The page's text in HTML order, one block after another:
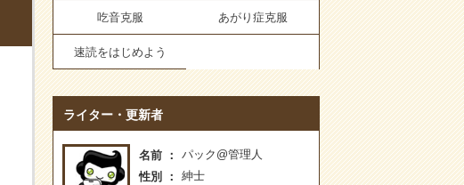
吃音克服 あがり症克服
速読をはじめよう
ライター・更新者
名前
パック@管理人
性別
紳士